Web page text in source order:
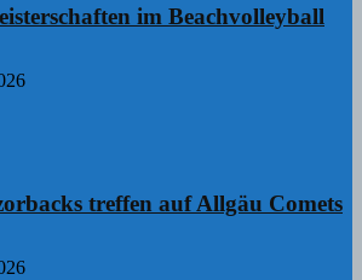
im Beachvolleyball
treffen auf Allgäu Comets